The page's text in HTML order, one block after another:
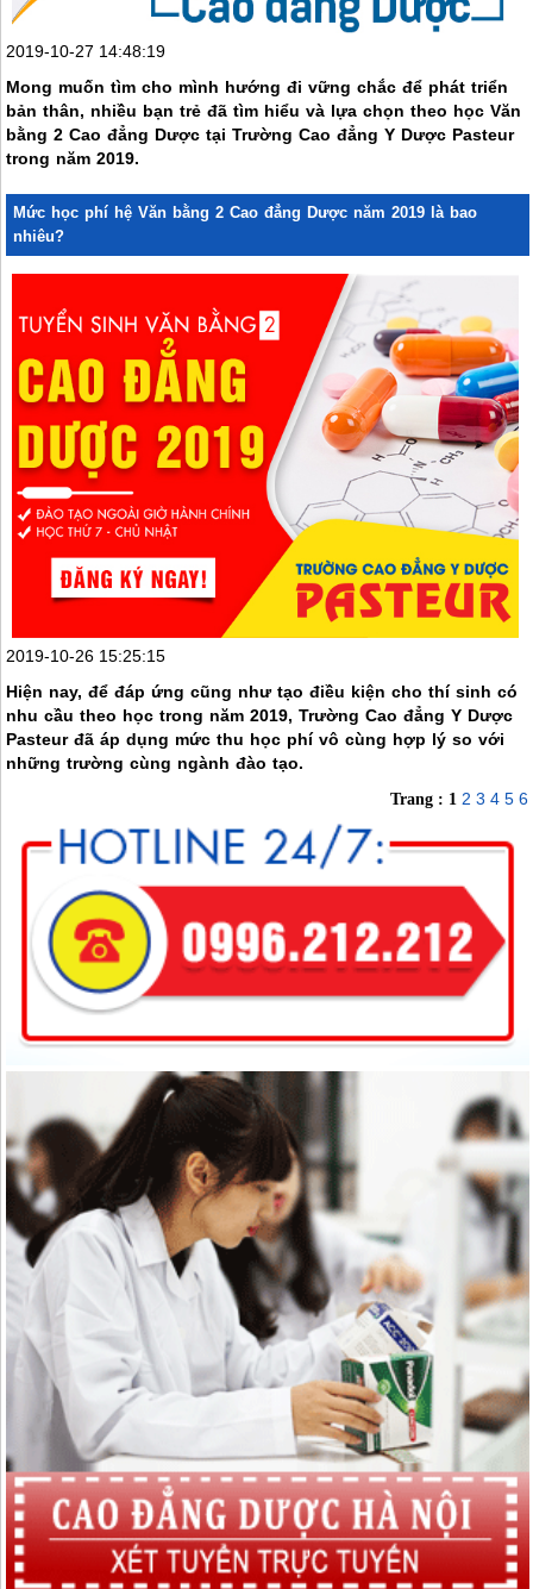
2019-10-27 14:48:19
Mong muốn tìm cho mình hướng đi vững chắc để phát triển
bản thân, nhiều bạn trẻ đã tìm hiểu và lựa chọn theo học Văn
bằng 2 Cao đẳng Dược tại Trường Cao đẳng Y Dược Pasteur
trong năm 2019.
Mức học phí hệ Văn bằng 2 Cao đẳng Dược năm 2019 là bao
nhiêu?
2019-10-26 15:25:15
Hiện nay, để đáp ứng cũng như tạo điều kiện cho thí sinh có
nhu cầu theo học trong năm 2019, Trường Cao đẳng Y Dược
Pasteur đã áp dụng mức thu học phí vô cùng hợp lý so với
những trường cùng ngành đào tạo.
Trang : 1 23456